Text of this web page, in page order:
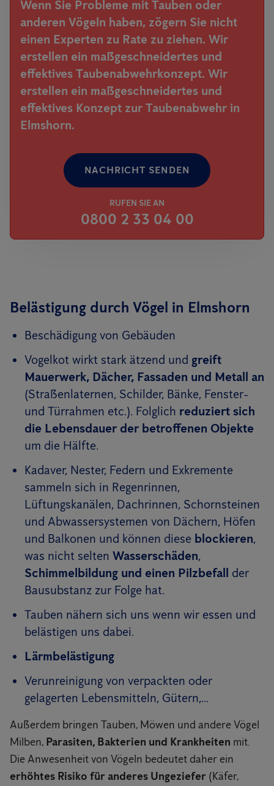
Wenn Sie Probleme mit Tauben oder
anderen Vögeln haben, zögern Sie nicht
einen Experten zu Rate zu ziehen. Wir
erstellen ein maßgeschneidertes und
effektives Taubenabwehrkonzept. Wir
erstellen ein maßgeschneidertes und
effektives Konzept zur Taubenabwehr in
Elmshorn.
NACHRICHT SENDEN
RUFEN SIE AN
0800 2 33 04 00
Belästigung durch Vögel in Elmshorn
Beschädigung von Gebäuden
Vogelkot wirkt stark ätzend und greift
Mauerwerk, Dächer, Fassaden und Metall an
(Straßenlaternen, Schilder, Bänke, Fenster-
und Türrahmen etc.). Folglich reduziert sich
die Lebensdauer der betroffenen Objekte
um die Hälfte.
Kadaver, Nester, Federn und Exkremente
sammeln sich in Regenrinnen,
Lüftungskanälen, Dachrinnen, Schornsteinen
und Abwassersystemen von Dächern, Höfen
und Balkonen und können diese blockieren,
was nicht selten Wasserschäden,
Schimmelbildung und einen Pilzbefall
der
Bausubstanz zur Folge hat.
Tauben nähern sich uns wenn wir essen und
belästigen uns dabei.
Lärmbelästigung
Verunreinigung von verpackten oder
gelagerten Lebensmitteln, Gütern,...
Außerdem bringen Tauben, Möwen und andere Vögel
Milben, Parasiten, Bakterien und Krankheiten mit.
Die Anwesenheit von Vögeln bedeutet daher ein
erhöhtes Risiko für anderes Ungeziefer (Käfer,